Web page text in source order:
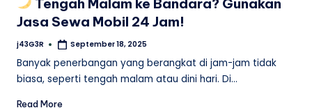
Jasa Sewa Mobil 24 Jam!
Posted
j43G3R September 18, 2025
Banyak penerbangan yang berangkat di jam-jam tidak
biasa, seperti tengah malam atau dini hari. Di…
Read More